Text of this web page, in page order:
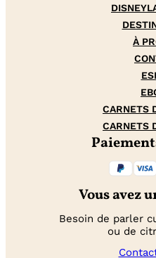
À
CARNETS
CARNETS
Vous avez
Besoin de parler
ou de